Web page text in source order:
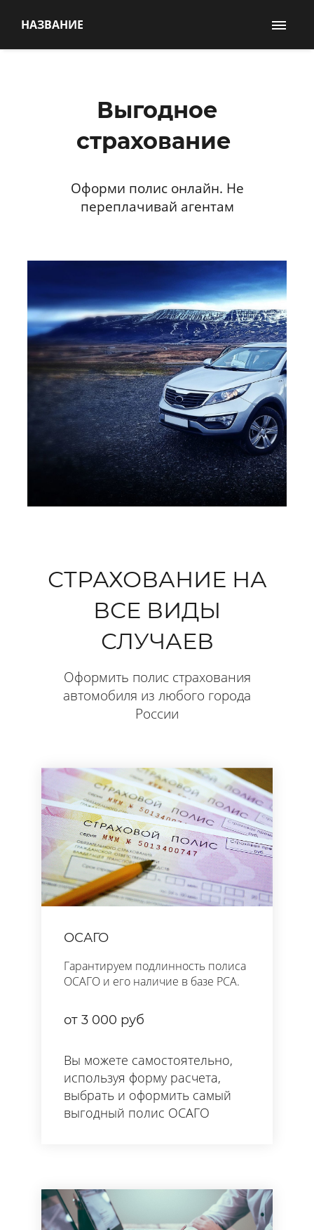
НАЗВАНИЕ
Выгодное
страхование
Оформи полис онлайн. Не
переплачивай агентам
СТРАХОВАНИЕ НА
ВСЕ ВИДЫ
СЛУЧАЕВ
Оформить полис страхования
автомобиля из любого города
России
ОСАГО
Гарантируем подлинность полиса
ОСАГО и его наличие в базе РСА.
от 3 000 руб
Вы можете самостоятельно,
используя форму расчета,
выбрать и оформить самый
выгодный полис ОСАГО